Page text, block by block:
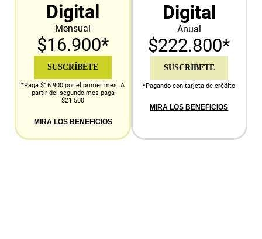
Digital
Mensual
$16.900*
SUSCRÍBETE
*Paga $16.900 por el primer mes. A
partir del segundo mes paga
$21.500
MIRA LOS BENEFICIOS
Digital
Anual
$222.800*
SUSCRÍBETE
*Pagando con tarjeta de crédito
MIRA LOS BENEFICIOS